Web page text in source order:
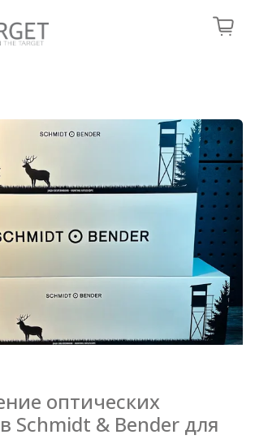
оптических
Schmidt & Bender для